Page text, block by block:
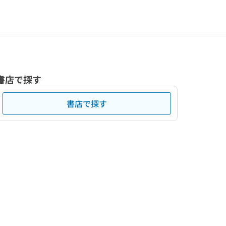
店で探す
書店で探す